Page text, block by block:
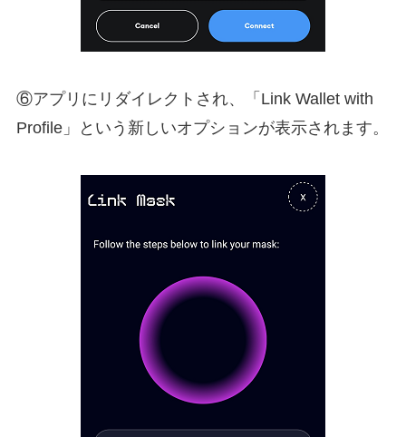
⑥アプリにリダイレクトされ、「Link Wallet with
Profile」という新しいオプションが表示されます。